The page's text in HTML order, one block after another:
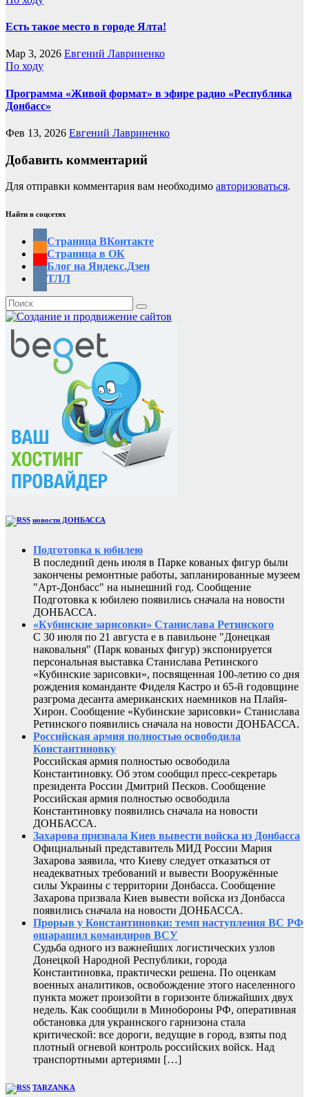
Есть такое место в городе Ялта!
Мар 3, 2026 Евгений Лавриненко
По ходу
Программа «Живой формат» в эфире радио «Республика
Донбасс»
Фев 13, 2026 Евгений Лавриненко
Добавить комментарий
Для отправки комментария вам необходимо авторизоваться.
Найти в соцсетях
Страница ВКонтакте
Страница в ОК
Блог на Яндекс.Дзен
ТЛЛ
новости ДОНБАССА
Подготовка к юбилею
В последний день июля в Парке кованых фигур были
закончены ремонтные работы, запланированные музеем
"Арт-Донбасс" на нынешний год. Сообщение
Подготовка к юбилею появились сначала на новости
ДОНБАССА.
«Кубинские зарисовки» Станислава Ретинского
С 30 июля по 21 августа е в павильоне "Донецкая
наковальня" (Парк кованых фигур) экспонируется
персональная выставка Станислава Ретинского
«Кубинские зарисовки», посвященная 100-летию со дня
рождения команданте Фиделя Кастро и 65-й годовщине
разгрома десанта американских наемников на Плайя-
Хирон. Сообщение «Кубинские зарисовки» Станислава
Ретинского появились сначала на новости ДОНБАССА.
Российская армия полностью освободила
Константиновку
Российская армия полностью освободила
Константиновку. Об этом сообщил пресс-секретарь
президента России Дмитрий Песков. Сообщение
Российская армия полностью освободила
Константиновку появились сначала на новости
ДОНБАССА.
Захарова призвала Киев вывести войска из Донбасса
Официальный представитель МИД России Мария
Захарова заявила, что Киеву следует отказаться от
неадекватных требований и вывести Вооружённые
силы Украины с территории Донбасса. Сообщение
Захарова призвала Киев вывести войска из Донбасса
появились сначала на новости ДОНБАССА.
Прорыв у Константиновки: темп наступления ВС РФ
ошарашил командиров ВСУ
Судьба одного из важнейших логистических узлов
Донецкой Народной Республики, города
Константиновка, практически решена. По оценкам
военных аналитиков, освобождение этого населенного
пункта может произойти в горизонте ближайших двух
недель. Как сообщили в Минобороны РФ, оперативная
обстановка для украинского гарнизона стала
критической: все дороги, ведущие в город, взяты под
плотный огневой контроль российских войск. Над
транспортными артериями […]
TARZANKA